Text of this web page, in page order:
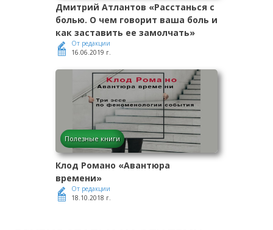
Дмитрий Атлантов «Расстанься с
болью. О чем говорит ваша боль и
как заставить ее замолчать»
От редакции
16.06.2019 г.
Полезные книги
Клод Романо «Авантюра
времени»
От редакции
18.10.2018 г.